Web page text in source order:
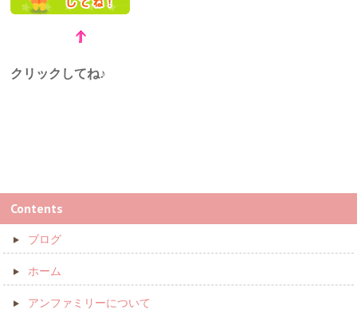
クリックしてね♪
Contents
ブログ
ホーム
アンファミリーについて